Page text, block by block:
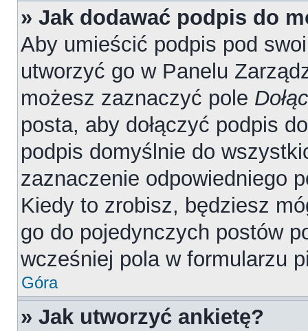
» Jak dodawać podpis do
Aby umieścić podpis pod
utworzyć go w Panelu
możesz zaznaczyć pole
posta, aby dołączyć podpis
podpis domyślnie do
zaznaczenie odpowiedniego
Kiedy to zrobisz, będziesz
go do pojedynczych postów
wcześniej pola w formularzu
Góra
» Jak utworzyć ankietę?